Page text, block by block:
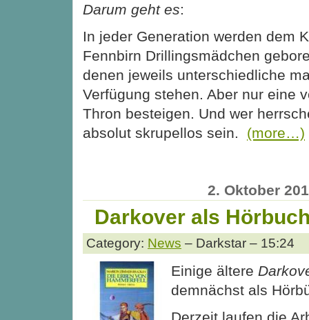
Darum geht es:
In jeder Generation werden dem
Fennbirn Drillingsmädchen
denen jeweils unterschiedliche
Verfügung stehen. Aber nur eine
Thron besteigen. Und wer
absolut skrupellos sein. (more…)
2. Oktober
Darkover als
Category: News – Darkstar – 15:24
Einige ältere
demnächst als